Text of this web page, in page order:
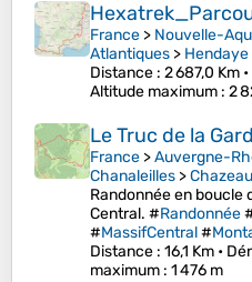
France > Nouvelle-
Atlantiques > Hendaye
Distance : 2 687,0 Km •
Altitude maximum : 2
Le Truc de la
France >Auvergne-
Chanaleilles >
Randonnée en boucle
Central. #Randonnée
#MassifCentral#
Distance : 16,1 Km •
maximum : 1 476 m